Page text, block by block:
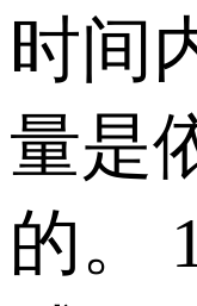
时间
量是
的。